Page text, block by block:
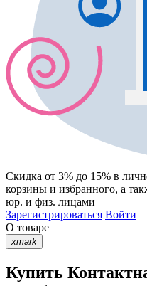
Скидка от 3% до 15% в
корзины и избранного, а
юр. и физ. лицами
Зарегистрироваться Войти
О товаре
xmark
Купить